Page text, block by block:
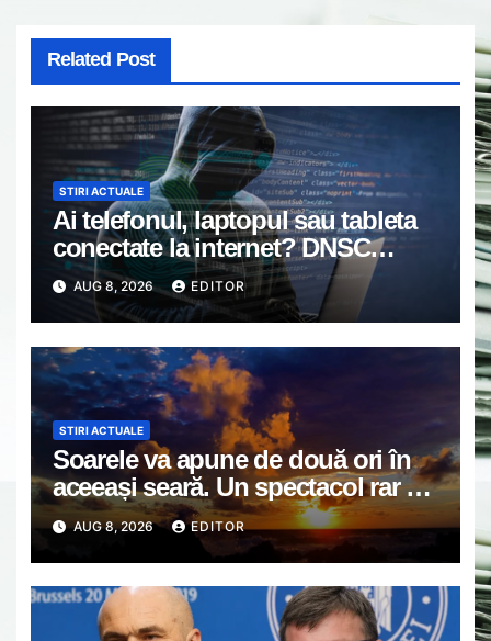
Related Post
STIRI ACTUALE
Ai telefonul, laptopul sau tableta
conectate la internet? DNSC
avertizează asupra unui risc pe
care mulți utilizatori îl ignoră
AUG 8, 2026 EDITOR
STIRI ACTUALE
Soarele va apune de două ori în
aceeași seară. Un spectacol rar va
întrerupe liniștea unui sat din
Europa
AUG 8, 2026 EDITOR